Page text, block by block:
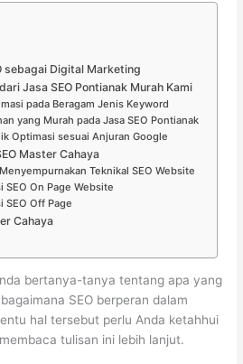
sebagai Digital Marketing
Jasa SEO Pontianak Murah Kami
pada Beragam Jenis Keyword
yang Murah pada Jasa SEO Pontianak
Optimasi sesuai Anjuran Google
Master Cahaya
Teknikal SEO Website
SEO On Page Website
SEO Off Page
Cahaya
bertanya-tanya tentang apa yang
SEO berperan dalam
hal tersebut perlu Anda ketahhui
tulisan ini lebih lanjut.